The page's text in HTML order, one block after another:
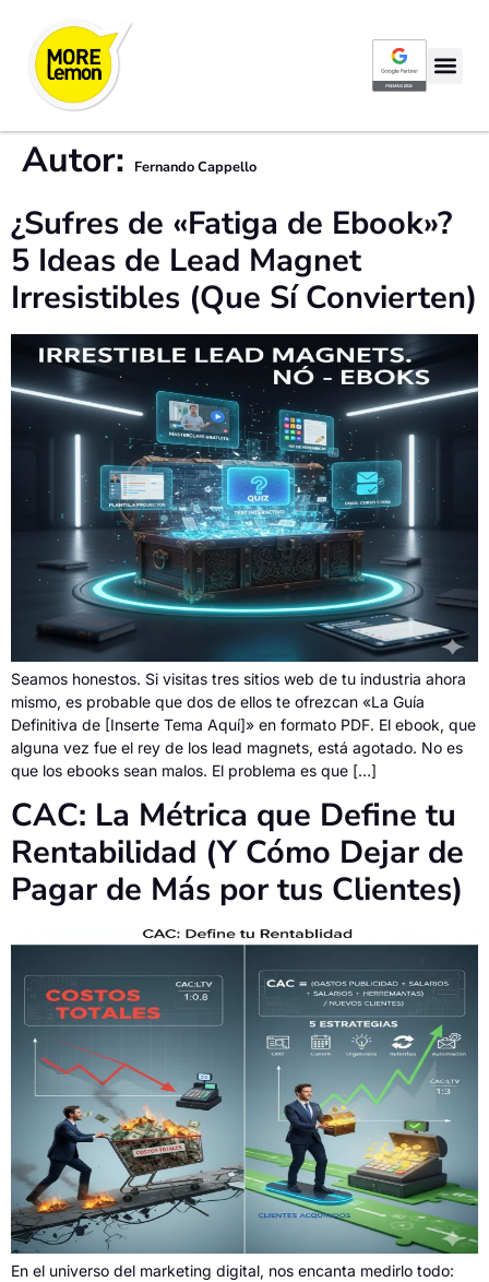
Autor: Fernando Cappello
¿Sufres de «Fatiga de Ebook»?
5 Ideas de Lead Magnet
Irresistibles (Que Sí Convierten)
Seamos honestos. Si visitas tres sitios web de tu industria ahora
mismo, es probable que dos de ellos te ofrezcan «La Guía
Definitiva de [Inserte Tema Aquí]» en formato PDF. El ebook, que
alguna vez fue el rey de los lead magnets, está agotado. No es
que los ebooks sean malos. El problema es que […]
CAC: La Métrica que Define tu
Rentabilidad (Y Cómo Dejar de
Pagar de Más por tus Clientes)
En el universo del marketing digital, nos encanta medirlo todo: